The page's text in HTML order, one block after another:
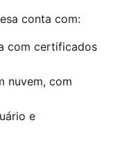
conta com:
com certificados
nuvem, com
e